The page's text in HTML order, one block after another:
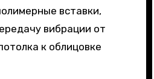
вставки,
вибрации от
к облицовке